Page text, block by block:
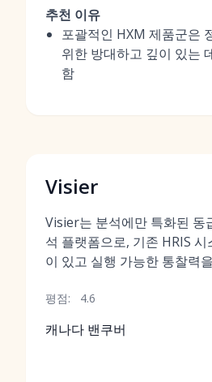
추천 이유
포괄적인 HXM 제품군은
위한 방대하고 깊이 있는
함
Visier
Visier는 분석에만 특화된 동
석 플랫폼으로, 기존 HRIS
이 있고 실행 가능한 통찰력
평점: 4.6
캐나다 밴쿠버